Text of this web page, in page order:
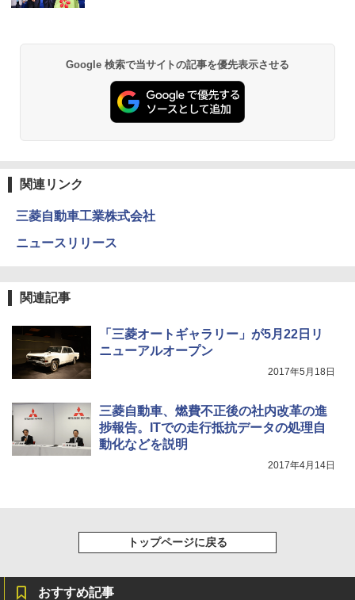
Google 検索で当サイトの記事を優先表示させる
関連リンク
三菱自動車工業株式会社
ニュースリリース
関連記事
「三菱オートギャラリー」が5月22日リ
ニューアルオープン
2017年5月18日
三菱自動車、燃費不正後の社内改革の進
捗報告。ITでの走行抵抗データの処理自
動化などを説明
2017年4月14日
トップページに戻る
おすすめ記事